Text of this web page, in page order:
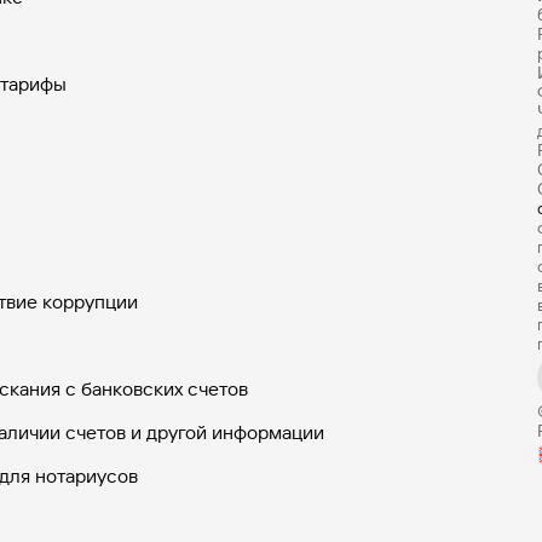
коррупции
с банковских счетов
счетов и другой информации
нотариусов